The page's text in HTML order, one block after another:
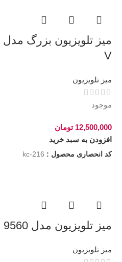
میز تلویزیون بزرگ مدل
V
میز تلویزیون
موجود
12,500,000 تومان
افزودن به سبد خرید
کد انحصاری محصول : kc-216
میز تلویزیون مدل 9560
میز تلویزیون